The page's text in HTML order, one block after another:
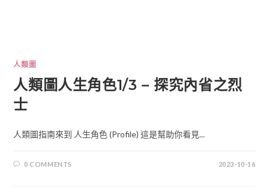
人類圖
人類圖人生角色1/3 – 探究內省之烈
士
人類圖指南來到 人生角色 (Profile) 這是幫助你看見...
0 COMMENTS 2023-10-16